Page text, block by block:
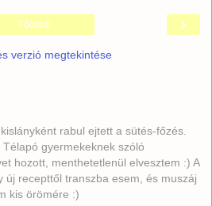
›
Főoldal
verzió megtekintése
rabul ejtett a sütés-főzés.
gyermekeknek szóló
hozott, menthetetlenül elvesztem :) A
új recepttől transzba esem, és muszáj
kis örömére :)